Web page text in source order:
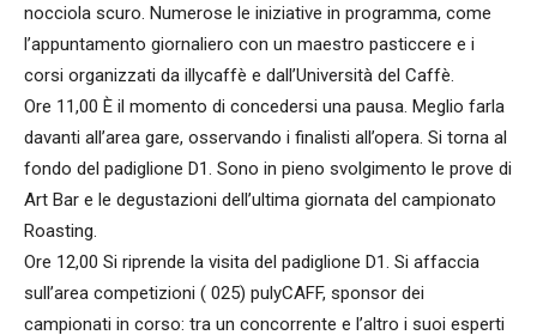
nocciola scuro. Numerose le iniziative in programma, come
l’appuntamento giornaliero con un maestro pasticcere e i
corsi organizzati da illycaffè e dall’Università del Caffè.
Ore 11,00 È il momento di concedersi una pausa. Meglio farla
davanti all’area gare, osservando i finalisti all’opera. Si torna al
fondo del padiglione D1. Sono in pieno svolgimento le prove di
Art Bar e le degustazioni dell’ultima giornata del campionato
Roasting.
Ore 12,00 Si riprende la visita del padiglione D1. Si affaccia
sull’area competizioni ( 025) pulyCAFF, sponsor dei
campionati in corso: tra un concorrente e l’altro i suoi esperti